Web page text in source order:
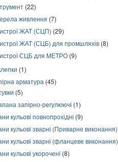
(22)
живлення (7)
ЖАТ (СЦП) (29)
ЖАТ (СЦБ) для промшляхів (8)
СЦБ для МЕТРО (9)
(1)
арматура (45)
(5)
запірно-регулюючі (1)
кульові повнопрохідні (9)
кульові зварні (Приварне виконання)
кульові зварні (фланцеве виконання)
кульові укорочені (8)